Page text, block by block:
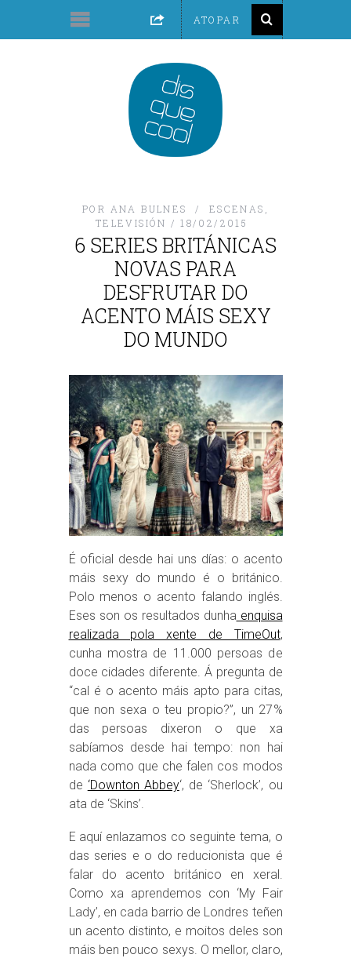
POR ANA BULNES ESCENAS
TELEVISIÓN
18/02/2015
6 SERIES BRITÁNICAS
NOVAS PARA
DESFRUTAR DO
ACENTO MÁIS SEXY
DO MUNDO
É oficial desde hai uns días: o acento
máis sexy do mundo é o británico.
Polo menos o acento falando inglés.
Eses son os resultados dunha enquisa
realizada pola xente de TimeOut,
cunha mostra de 11.000 persoas de
doce cidades diferente. Á pregunta de
“cal é o acento máis apto para citas,
que non sexa o teu propio?”, un 27%
das persoas dixeron o que xa
sabíamos desde hai tempo: non hai
nada como que che falen cos modos
de ‘Downton Abbey‘, de ‘Sherlock’, ou
ata de ‘Skins’.
E aquí enlazamos co seguinte tema, o
das series e o do reducionista que é
falar do acento británico en xeral.
Como xa aprendemos con ‘My Fair
Lady’, en cada barrio de Londres teñen
un acento distinto, e moitos deles son
máis ben pouco sexys. O mellor, claro,